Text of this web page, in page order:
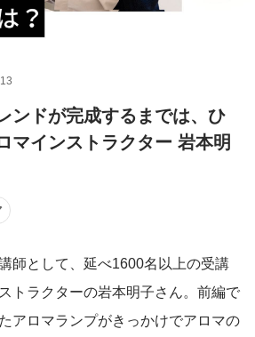
ンドが完成するまでは、ひ
インストラクター 岩本明
師として、延べ1600名以上の受講
トラクターの岩本明子さん。前編で
アロマランプがきっかけでアロマの